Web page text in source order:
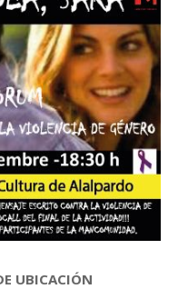
UBICACIÓN